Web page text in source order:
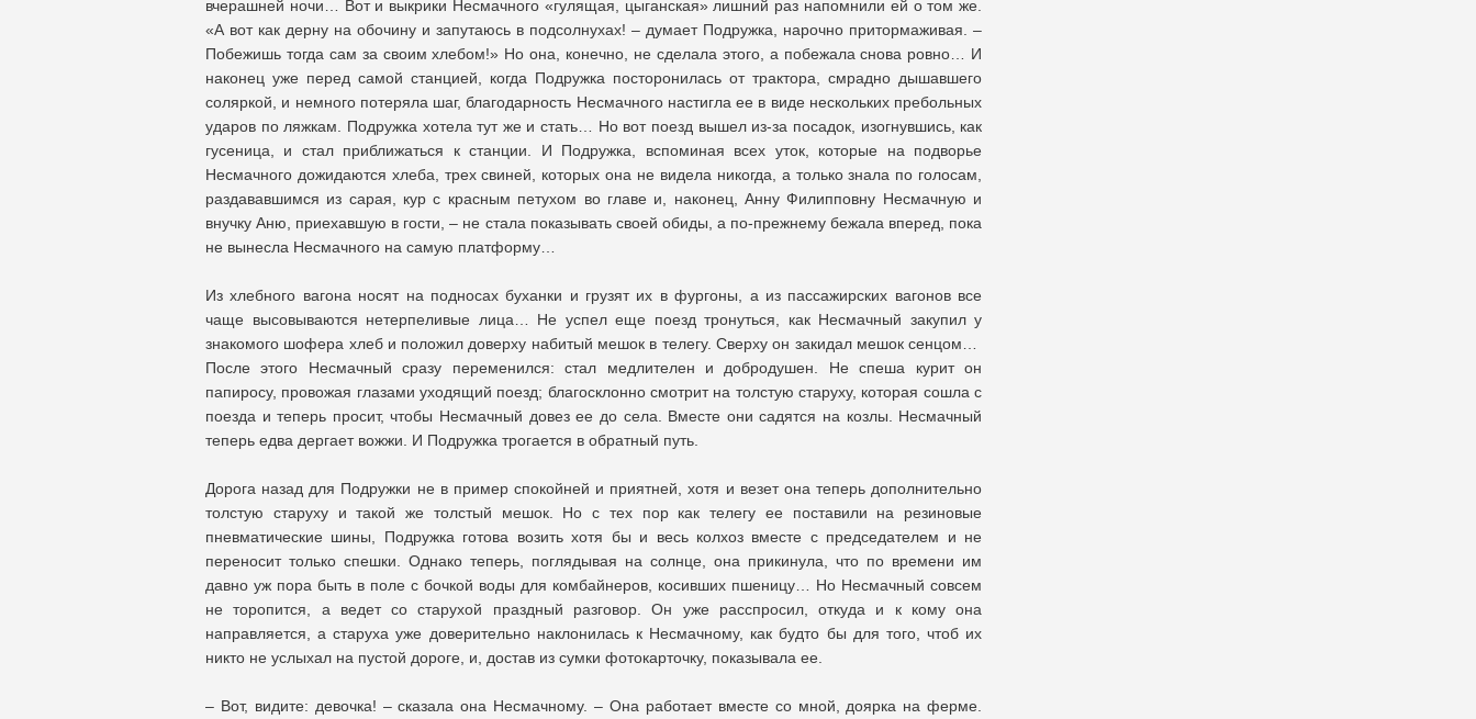
вчерашней ночи… Вот и выкрики Несмачного «гулящая, цыганская» лишний раз напомнили ей о том же.
«А вот как дерну на обочину и запутаюсь в подсолнухах! – думает Подружка, нарочно притормаживая. –
Побежишь тогда сам за своим хлебом!» Но она, конечно, не сделала этого, а побежала снова ровно… И
наконец уже перед самой станцией, когда Подружка посторонилась от трактора, смрадно дышавшего
соляркой, и немного потеряла шаг, благодарность Несмачного настигла ее в виде нескольких пребольных
ударов по ляжкам. Подружка хотела тут же и стать… Но вот поезд вышел из-за посадок, изогнувшись, как
гусеница, и стал приближаться к станции. И Подружка, вспоминая всех уток, которые на подворье
Несмачного дожидаются хлеба, трех свиней, которых она не видела никогда, а только знала по голосам,
раздававшимся из сарая, кур с красным петухом во главе и, наконец, Анну Филипповну Несмачную и
внучку Аню, приехавшую в гости, – не стала показывать своей обиды, а по-прежнему бежала вперед, пока
не вынесла Несмачного на самую платформу…
Из хлебного вагона носят на подносах буханки и грузят их в фургоны, а из пассажирских вагонов все
чаще высовываются нетерпеливые лица… Не успел еще поезд тронуться, как Несмачный закупил у
знакомого шофера хлеб и положил доверху набитый мешок в телегу. Сверху он закидал мешок сенцом…
После этого Несмачный сразу переменился: стал медлителен и добродушен. Не спеша курит он
папиросу, провожая глазами уходящий поезд; благосклонно смотрит на толстую старуху, которая сошла с
поезда и теперь просит, чтобы Несмачный довез ее до села. Вместе они садятся на козлы. Несмачный
теперь едва дергает вожжи. И Подружка трогается в обратный путь.
Дорога назад для Подружки не в пример спокойней и приятней, хотя и везет она теперь дополнительно
толстую старуху и такой же толстый мешок. Но с тех пор как телегу ее поставили на резиновые
пневматические шины, Подружка готова возить хотя бы и весь колхоз вместе с председателем и не
переносит только спешки. Однако теперь, поглядывая на солнце, она прикинула, что по времени им
давно уж пора быть в поле с бочкой воды для комбайнеров, косивших пшеницу… Но Несмачный совсем
не торопится, а ведет со старухой праздный разговор. Он уже расспросил, откуда и к кому она
направляется, а старуха уже доверительно наклонилась к Несмачному, как будто бы для того, чтоб их
никто не услыхал на пустой дороге, и, достав из сумки фотокарточку, показывала ее.
– Вот, видите: девочка! – сказала она Несмачному. – Она работает вместе со мной, доярка на ферме.